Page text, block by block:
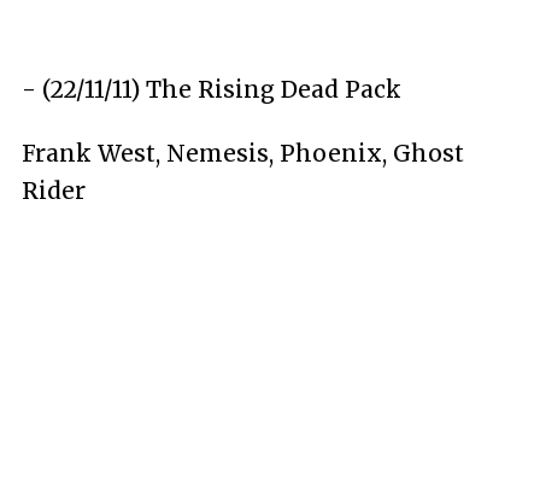
- (22/11/11) The Rising Dead Pack
Frank West, Nemesis, Phoenix, Ghost
Rider